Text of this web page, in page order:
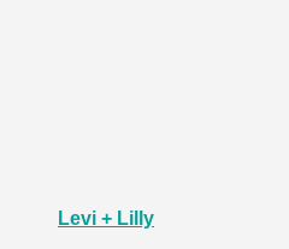
Levi + Lilly